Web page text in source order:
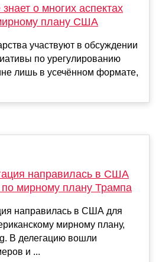
о многих аспектах
плану США
участвуют в обсуждении
по урегулированию
лишь в усечённом формате,
направилась в США
мирному плану Трампа
направилась в США для
мирному плану,
В делегацию вошли
и ...